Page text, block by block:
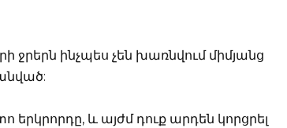
ինչպես չեն խառնվում միմյանց
երկրորդը, և այժմ դուք արդեն կորցրել